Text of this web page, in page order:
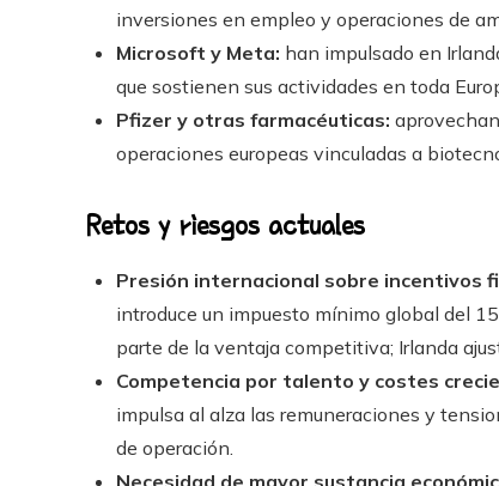
inversiones en empleo y operaciones de
Microsoft y Meta: han impulsado en
que sostienen sus actividades en toda
Pfizer y otras farmacéuticas:
operaciones europeas vinculadas a
Retos y riesgos actuales
Presión internacional sobre incentivos
introduce un impuesto mínimo global del
parte de la ventaja competitiva; Irlanda
Competencia por talento y costes
impulsa al alza las remuneraciones y
de operación.